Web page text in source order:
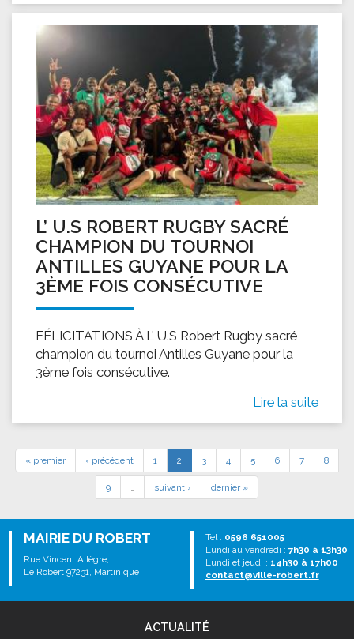
L’ U.S ROBERT RUGBY SACRÉ
CHAMPION DU TOURNOI
ANTILLES GUYANE POUR LA
3ÈME FOIS CONSÉCUTIVE
FÉLICITATIONS À L’ U.S Robert Rugby sacré
champion du tournoi Antilles Guyane pour la
3ème fois consécutive.
Lire la suite
« premier ‹ précédent 1 2 3 4 5 6 7 8
9 … suivant › dernier »
MAIRIE DU ROBERT
Rue Vincent Allègre,
Le Robert 97231, Martinique
Tél : 0596 651005
Lundi au vendredi : 7h30 à 13h30
Lundi et jeudi : 14h30 à 17h00
contact@ville-robert.fr
ACTUALITÉ